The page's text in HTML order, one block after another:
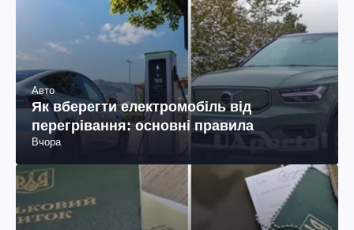
Авто
Як вберегти електромобіль від
перегрівання: основні правила
Вчора